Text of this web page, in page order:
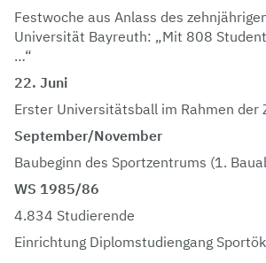
Festwoche aus Anlass des
Universität Bayreuth: „Mit 808
…“
22. Juni
Erster Universitätsball im Rahmen der
September/November
Baubeginn des Sportzentrums (1.
WS 1985/86
4.834 Studierende
Einrichtung Diplomstudiengang